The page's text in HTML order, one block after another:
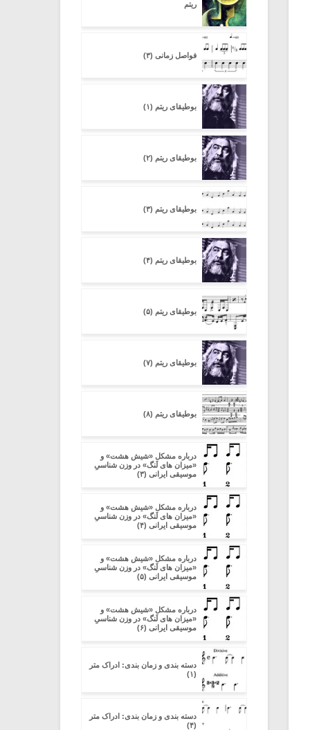
ریتم
فواصل زمانی (۳)
بوطیقای ریتم (۱)
بوطیقای ریتم (۲)
بوطیقای ریتم (۳)
بوطیقای ریتم (۴)
بوطیقای ریتم (۵)
بوطیقای ریتم (۷)
بوطیقای ریتم (۸)
درباره مشکل «شیش هشت» و
«میزان های لَنگ» در وزن شناسیِ
موسیقی ایرانی (۳)
درباره مشکل «شیش هشت» و
«میزان های لَنگ» در وزن شناسیِ
موسیقی ایرانی (۴)
درباره مشکل «شیش هشت» و
«میزان های لَنگ» در وزن شناسیِ
موسیقی ایرانی (۵)
درباره مشکل «شیش هشت» و
«میزان های لَنگ» در وزن شناسیِ
موسیقی ایرانی (۶)
دسته بندی و زمان بندی: ادراک متر
(۱)
دسته بندی و زمان بندی: ادراک متر
(۴)